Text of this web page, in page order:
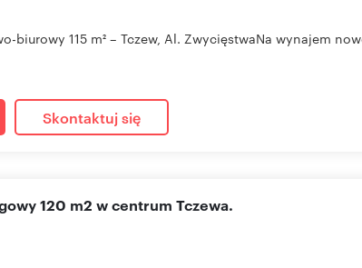
biurowy 115 m² – Tczew, Al. ZwycięstwaNa wynajem
Skontaktuj się
120 m2 w centrum Tczewa.